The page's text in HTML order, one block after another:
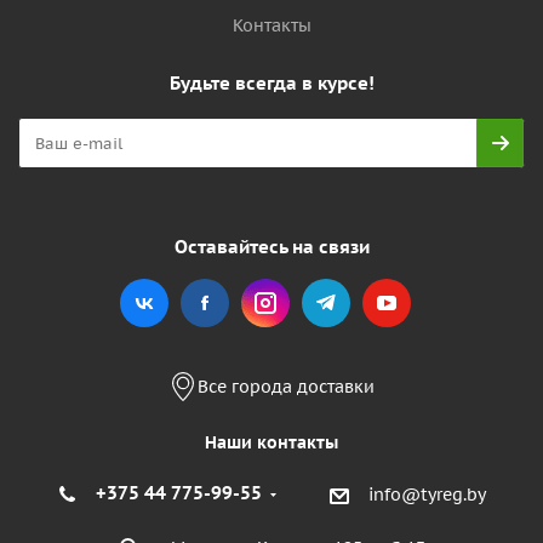
Контакты
Будьте всегда в курсе!
Оставайтесь на связи
Все города доставки
Наши контакты
+375 44 775-99-55 info@tyreg.by